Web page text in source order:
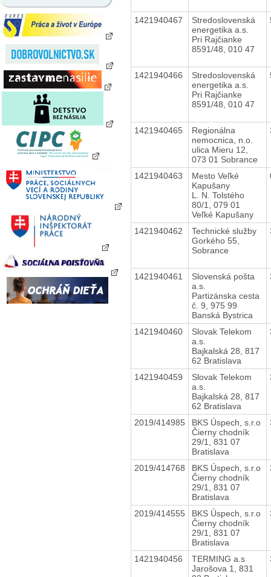
1421940467
Stredoslovenská
energetika a.s.
Pri Rajčianke
8591/48, 010 47
1421940466
Stredoslovenská
energetika a.s.
Pri Rajčianke
8591/48, 010 47
1421940465
Regionálna
nemocnica, n.o.
ulica Mieru 12,
073 01 Sobrance
1421940463
Mesto Veľké
Kapušany
L. N. Tolstého
80/1, 079 01
Veľké Kapušany
1421940462
Technické služby
Gorkého 55,
Sobrance
1421940461
Slovenská pošta
a.s.
Partizánska cesta
č. 9, 975 99
Banská Bystrica
1421940460
Slovak Telekom
a.s.
Bajkalská 28, 817
62 Bratislava
1421940459
Slovak Telekom
a.s.
Bajkalská 28, 817
62 Bratislava
2019/414985
BKS Úspech, s.r.o
Čierny chodník
29/1, 831 07
Bratislava
2019/414768
BKS Úspech, s.r.o
Čierny chodník
29/1, 831 07
Bratislava
2019/414555
BKS Úspech, s.r.o
Čierny chodník
29/1, 831 07
Bratislava
1421940456
TERMING a.s
Jarošova 1, 831